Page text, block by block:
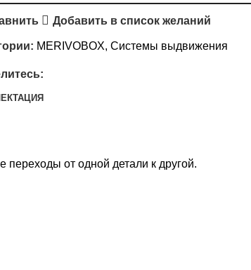
Добавить в список желаний
MERIVOBOX, Системы выдвижения
от одной детали к другой.